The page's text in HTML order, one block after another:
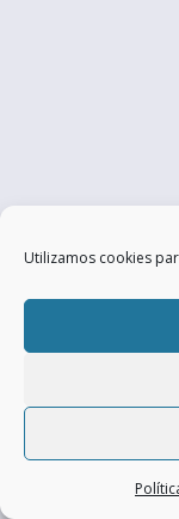
Utilizamos cookies
SSID